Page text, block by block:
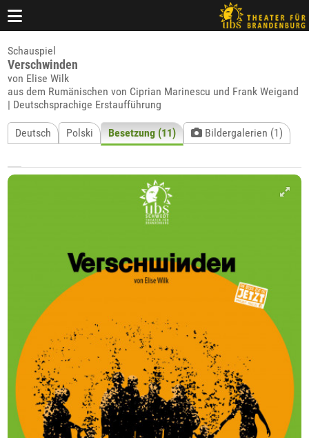
Schauspiel
Verschwinden
von Elise Wilk
aus dem Rumänischen von Ciprian Marinescu und Frank Weigand
| Deutschsprachige Erstaufführung
Deutsch Polski Besetzung (11) Bildergalerien (1)